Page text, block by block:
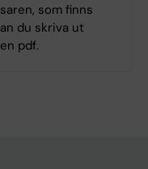
som finns
du skriva ut
pdf.